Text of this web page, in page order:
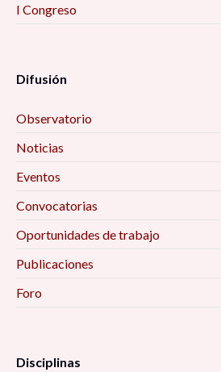
I Congreso
Difusión
Observatorio
Noticias
Eventos
Convocatorias
Oportunidades de trabajo
Publicaciones
Foro
Disciplinas